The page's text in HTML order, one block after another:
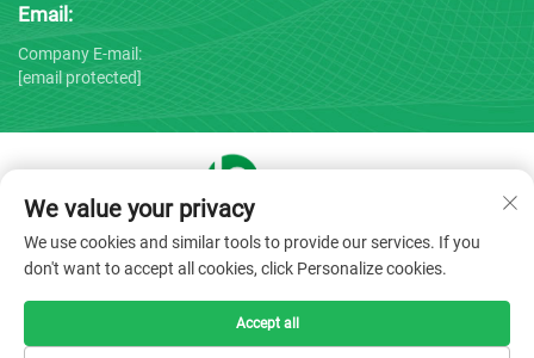
Email:
Company E-mail:
[email protected]
Bản quyền © 2025 bởi Công ty TNHH Thiết bị Y tế Thượng Hải
Bojin -Chính sách Bảo mật
We value your privacy
We use cookies and similar tools to provide our services. If you
don't want to accept all cookies, click Personalize cookies.
Accept all